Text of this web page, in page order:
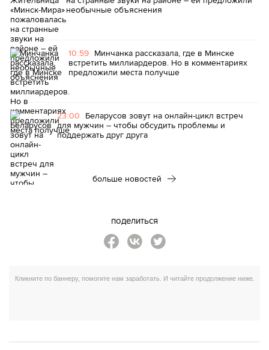
необычные объяснения
10:59 Минчанка рассказала, где в Минске
встретить миллиардеров. Но в комментариях
предложили места получше
23:00 Беларусов зовут на онлайн-цикл встреч
для мужчин – чтобы обсудить проблемы и
поддержать друг друга
больше новостей
поделиться